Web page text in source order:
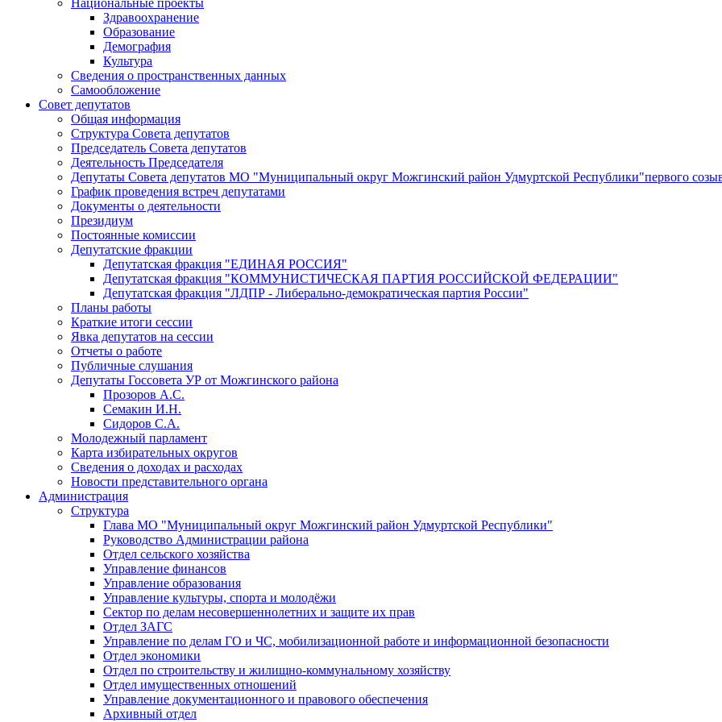
Здравоохранение
Образование
Демография
Культура
Сведения о пространственных данных
Самообложение
Совет депутатов
Общая информация
Структура Совета депутатов
Председатель Совета депутатов
Деятельность Председателя
Депутаты Совета депутатов МО "Муниципальный округ Можгинский район Удмуртской Республики"первого
График проведения встреч депутатами
Документы о деятельности
Президиум
Постоянные комиссии
Депутатские фракции
Депутатская фракция "ЕДИНАЯ РОССИЯ"
Депутатская фракция "КОММУНИСТИЧЕСКАЯ ПАРТИЯ РОССИЙСКОЙ ФЕДЕРАЦИИ"
Депутатская фракция "ЛДПР - Либерально-демократическая партия России"
Планы работы
Краткие итоги сессии
Явка депутатов на сессии
Отчеты о работе
Публичные слушания
Депутаты Госсовета УР от Можгинского района
Прозоров А.С.
Семакин И.Н.
Сидоров С.А.
Молодежный парламент
Карта избирательных округов
Сведения о доходах и расходах
Новости представительного органа
Администрация
Структура
Глава МО "Муниципальный округ Можгинский район Удмуртской Республики"
Руководство Администрации района
Отдел сельского хозяйства
Управление финансов
Управление образования
Управление культуры, спорта и молодёжи
Сектор по делам несовершеннолетних и защите их прав
Отдел ЗАГС
Управление по делам ГО и ЧС, мобилизационной работе и информационной безопасности
Отдел экономики
Отдел по строительству и жилищно-коммунальному хозяйству
Отдел имущественных отношений
Управление документационного и правового обеспечения
Архивный отдел